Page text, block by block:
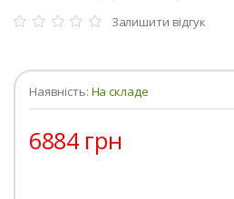
Залишити відгук
Наявність: На складе
6884 грн